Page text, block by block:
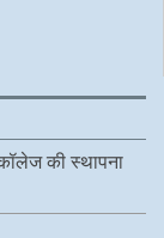
की स्थापना